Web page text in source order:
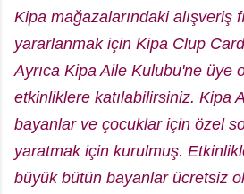
Kipa mağazalarındaki alışveriş
yararlanmak için Kipa Clup
Ayrıca Kipa Aile Kulubu'ne üye
etkinliklere katılabilirsiniz. Kipa
bayanlar ve çocuklar için özel
yaratmak için kurulmuş.
büyük bütün bayanlar ücretsiz